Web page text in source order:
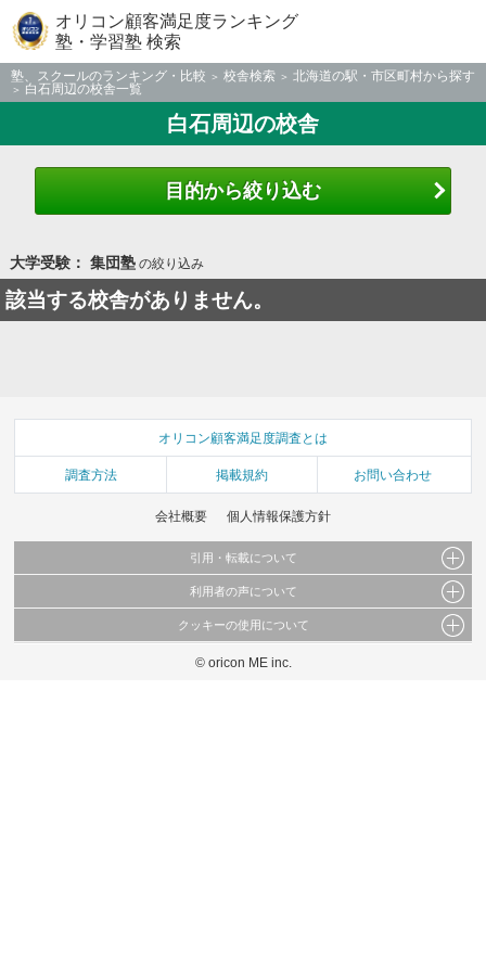
オリコン顧客満足度ランキング
塾・学習塾 検索
塾、スクールのランキング・比較 校舎検索
北海道の駅・市区町村から探す
白石周辺の校舎一覧
白石周辺の校舎
目的から絞り込む
大学受験： 集団塾の絞り込み
該当する校舎がありません。
オリコン顧客満足度調査とは
調査方法 掲載規約 お問い合わせ
会社概要 個人情報保護方針
引用・転載について
当サイトで公開されている情報（文字、写真、イラスト、画像データ等）及びこれらの配
これらの情報を権利者の許可なく無断転載・複製などの二次利用を行うことは固く禁じて
利用者の声について
当サイトに掲載している内容はすべてサービスの利用者が提出された見解・感想です。
弊社の見解・ 意見ではないことをご理解いただいた上でご覧ください。
クッキーの使用について
このサイトでは Cookie を使用して、ユーザーに合わせたコンテンツや広告の表示、ソー
© oricon ME inc.